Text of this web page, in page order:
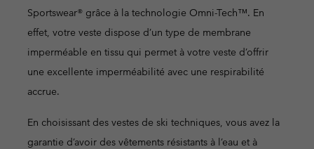
Sportswear® grâce à la technologie Omni-Tech™. En
effet, votre veste dispose d’un type de membrane
imperméable en tissu qui permet à votre veste d’offrir
une excellente imperméabilité avec une respirabilité
accrue.
En choisissant des vestes de ski techniques, vous avez la
garantie d’avoir des vêtements résistants à l’eau et à